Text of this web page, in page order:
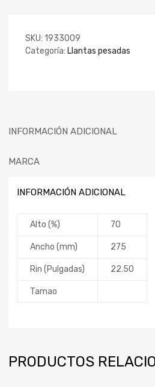
SKU: 1933009
Categoría: Llantas pesadas
INFORMACIÓN ADICIONAL
MARCA
INFORMACIÓN ADICIONAL
Alto (%) 70
Ancho (mm) 275
Rin (Pulgadas) 22.50
Tamao
PRODUCTOS